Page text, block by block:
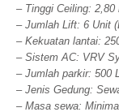
– Tinggi Ceiling: 2,80
– Jumlah Lift: 6 Unit
– Kekuatan lantai:
– Sistem AC: VRV
– Jumlah parkir: 500
– Jenis Gedung:
– Masa sewa: